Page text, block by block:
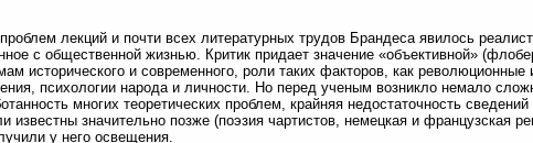
лекций и почти всех литературных трудов Брандеса явилось
с общественной жизнью. Критик придает значение «объективной»
исторического и современного, роли таких факторов, как революционные
психологии народа и личности. Но перед ученым возникло немало
многих теоретических проблем, крайняя недостаточность
известны значительно позже (поэзия чартистов, немецкая и французская
у него освещения.